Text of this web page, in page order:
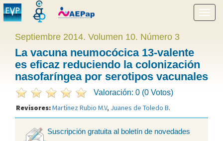
menú
Septiembre 2014. Volumen 10. Número 3
La vacuna neumocócica 13-valente
es eficaz reduciendo la colonización
nasofaríngea por serotipos vacunales
Valoración: 0 (0 Votos)
Revisores:Martínez Rubio M.V, Juanes de Toledo B.
Suscripción gratuita al boletín de novedades